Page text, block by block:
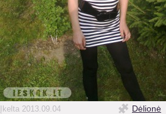
Įkelta 2013.09.04 Dėlionė